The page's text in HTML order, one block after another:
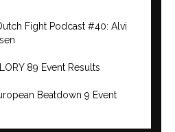
Fight Podcast #40: Alvi
89 Event Results
Beatdown 9 Event